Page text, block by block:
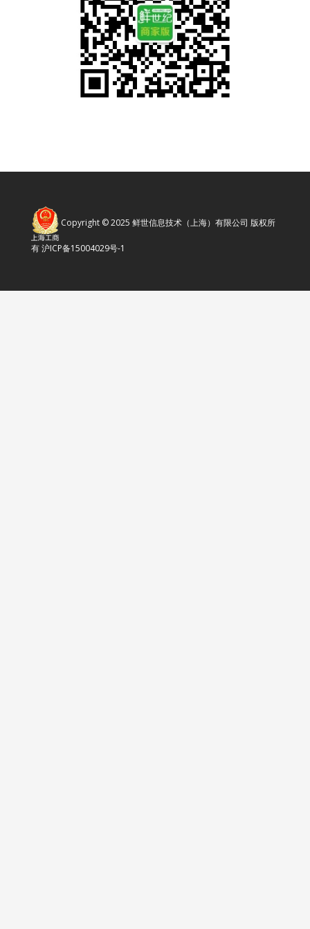
Copyright © 2025 鲜世信息技术（上海）有限公司 版权所
有沪ICP备15004029号-1